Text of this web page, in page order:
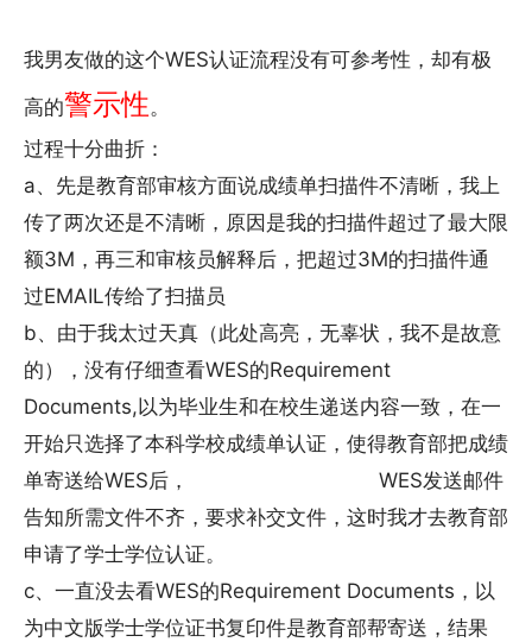
我男友做的这个WES认证流程没有可参考性，却有极
高的警示性。
过程十分曲折：
a、先是教育部审核方面说成绩单扫描件不清晰，我上
传了两次还是不清晰，原因是我的扫描件超过了最大限
额3M，再三和审核员解释后，把超过3M的扫描件通
过EMAIL传给了扫描员
b、由于我太过天真（此处高亮，无辜状，我不是故意
的），没有仔细查看WES的Requirement
Documents,以为毕业生和在校生递送内容一致，在一
开始只选择了本科学校成绩单认证，使得教育部把成绩
单寄送给WES后， WES发送邮件
告知所需文件不齐，要求补交文件，这时我才去教育部
申请了学士学位认证。
c、一直没去看WES的Requirement Documents，以
为中文版学士学位证书复印件是教育部帮寄送，结果